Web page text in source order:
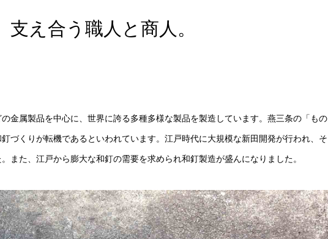
え合う職人と商人。
金属製品を中心に、世界に誇る多種多様な製品を製造しています。燕三条の「もの
づくりが転機であるといわれています。江戸時代に大規模な新田開発が行われ、そ
また、江戸から膨大な和釘の需要を求められ和釘製造が盛んになりました。